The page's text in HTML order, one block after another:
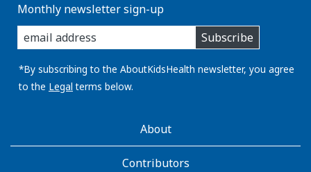
Monthly newsletter sign-up
enter
you
email
address:
Subscribe
*By subscribing to the AboutKidsHealth newsletter, you agree
to the Legal terms below.
AboutKidsHealthAbout
Contributors